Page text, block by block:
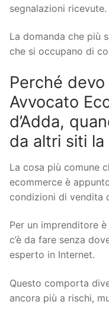
segnalazioni ricevute.
La domanda che più
che si occupano di
Perché
Avvocato
d’Adda,
da altri siti
La cosa più comune
ecommerce è
condizioni di vendita
Per un imprenditore
c’è da fare senza
esperto in Internet.
Questo comporta
ancora più a rischi,